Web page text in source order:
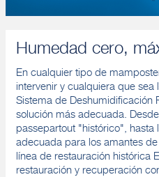
Humedad cero,
En cualquier tipo de
intervenir y cualquiera que sea
Sistema de Deshumidificación
solución más adecuada.
passepartout "histórico", hasta
adecuada para los amantes
línea de restauración histórica
restauración y recuperación